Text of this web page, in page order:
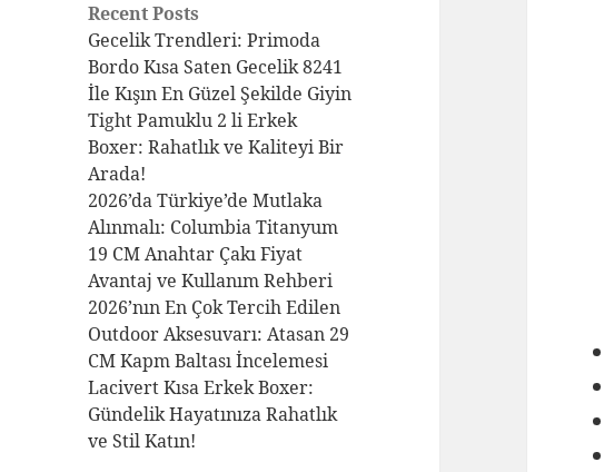
Recent Posts
Gecelik Trendleri: Primoda
Bordo Kısa Saten Gecelik 8241
İle Kışın En Güzel Şekilde Giyin
Tight Pamuklu 2 li Erkek
Boxer: Rahatlık ve Kaliteyi Bir
Arada!
2026’da Türkiye’de Mutlaka
Alınmalı: Columbia Titanyum
19 CM Anahtar Çakı Fiyat
Avantaj ve Kullanım Rehberi
2026’nın En Çok Tercih Edilen
Outdoor Aksesuvarı: Atasan 29
CM Kapm Baltası İncelemesi
Lacivert Kısa Erkek Boxer:
Gündelik Hayatınıza Rahatlık
ve Stil Katın!